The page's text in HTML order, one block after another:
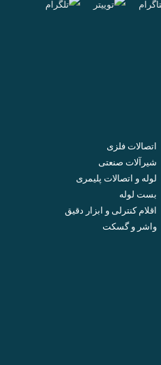
اتصالات فلزی
شیرآلات صنعتی
لوله و اتصالات پلیمری
بست لوله
اقلام کنترلی و ابزار دقیق
واشر و گسکت